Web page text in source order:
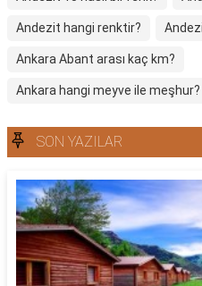
Andezit hangi renktir?
Ankara Abant arası kaç km?
Ankara hangi meyve ile meşhur?
SON YAZILAR